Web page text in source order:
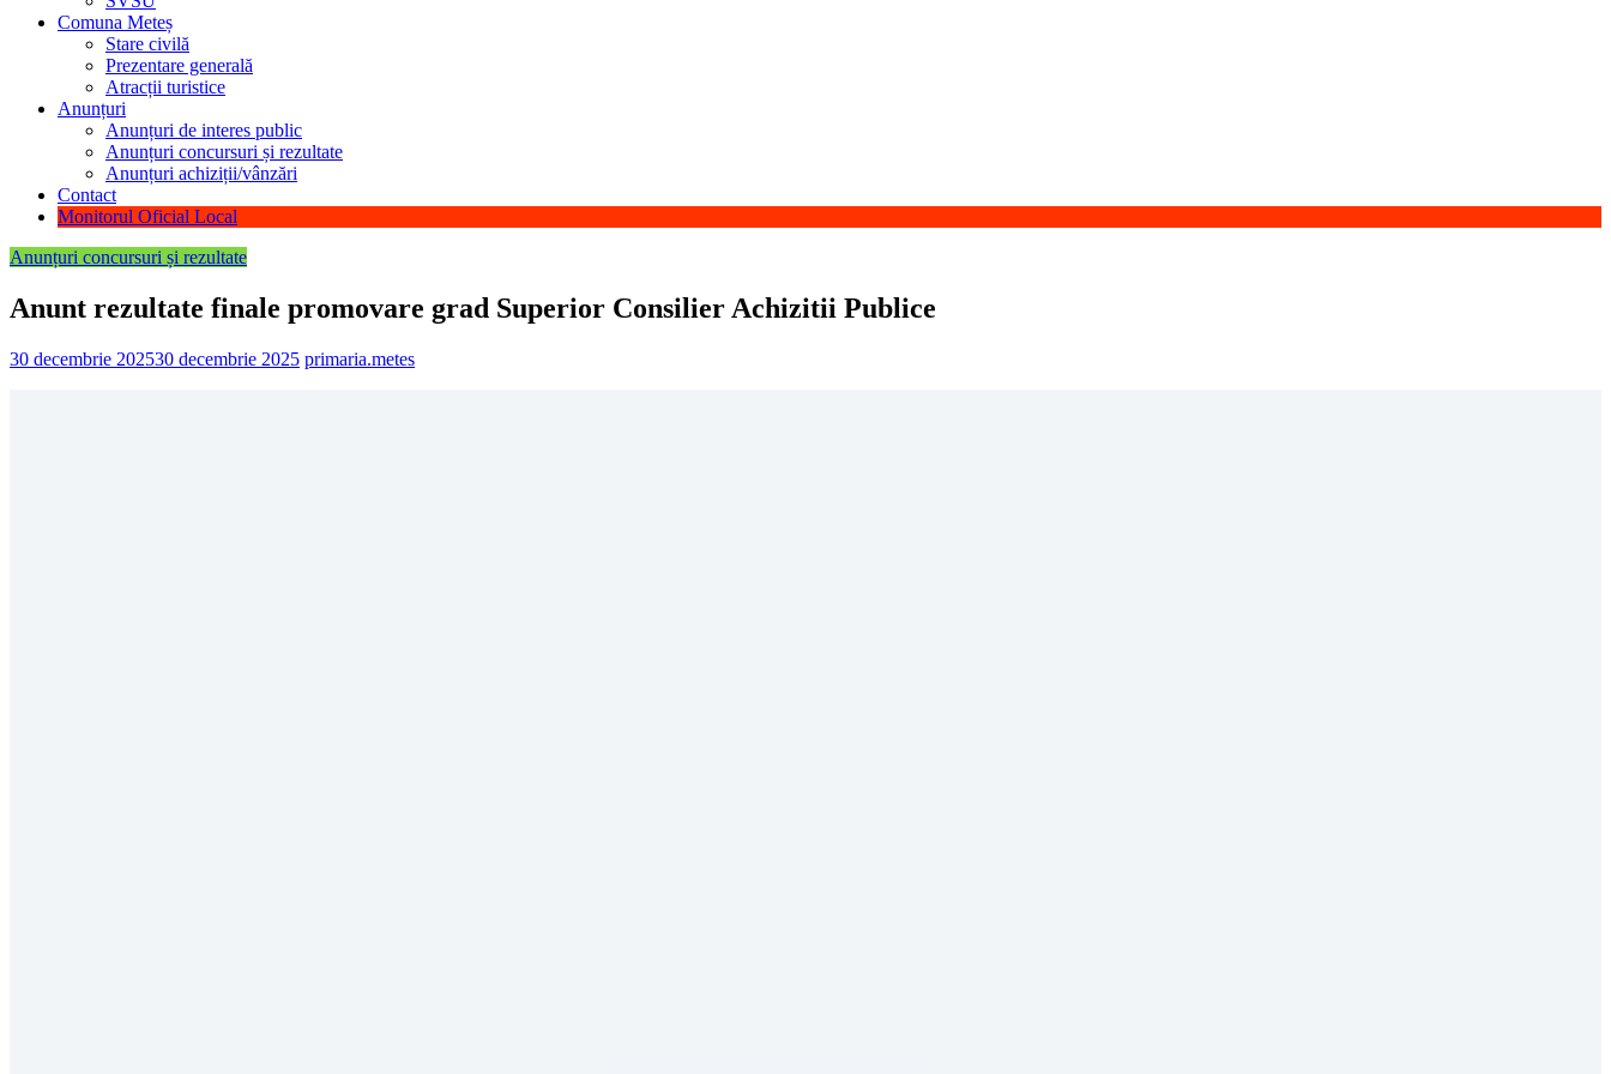
Comuna Meteș
Stare civilă
Prezentare generală
Atracții turistice
Anunțuri
Anunțuri de interes public
Anunțuri concursuri și rezultate
Anunțuri achiziții/vânzări
Contact
Monitorul Oficial Local
Anunțuri concursuri și rezultate
Anunt rezultate finale promovare grad Superior Consilier Achizitii Publice
30 decembrie 202530 decembrie 2025 primaria.metes